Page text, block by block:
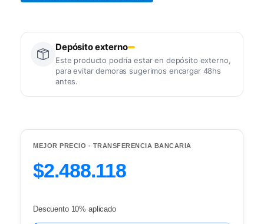
Depósito externo
Este producto podría estar en depósito externo,
para evitar demoras sugerimos encargar 48hs
antes.
MEJOR PRECIO - TRANSFERENCIA BANCARIA
$2.488.118
Descuento 10% aplicado